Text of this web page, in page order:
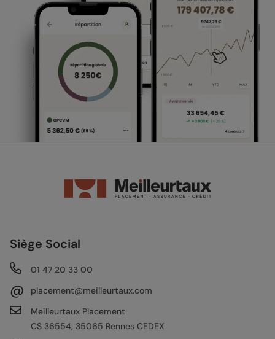
Siège Social
01 47 20 33 00
@
placement@meilleurtaux.com
Meilleurtaux Placement
CS 36554, 35065 Rennes CEDEX